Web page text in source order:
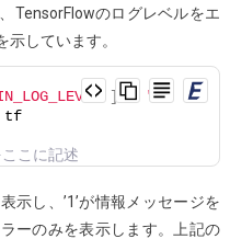
効
化
TensorFlowのログレベルをエ
しています。
] =
'3'
こに記述
示し、’1’が情報メッセージを
ラーのみを表示します。上記の